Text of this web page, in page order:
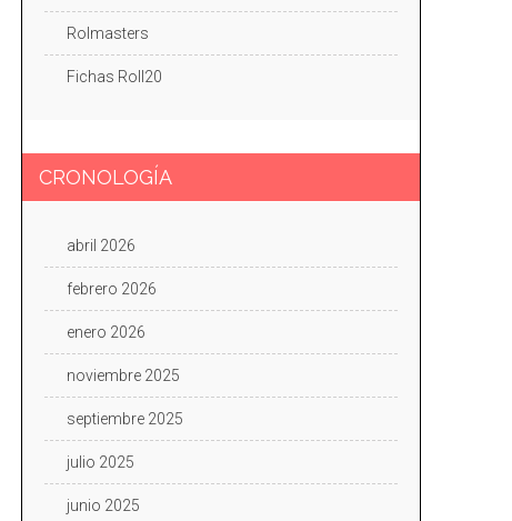
Rolmasters
Fichas Roll20
CRONOLOGÍA
abril 2026
febrero 2026
enero 2026
noviembre 2025
septiembre 2025
julio 2025
junio 2025